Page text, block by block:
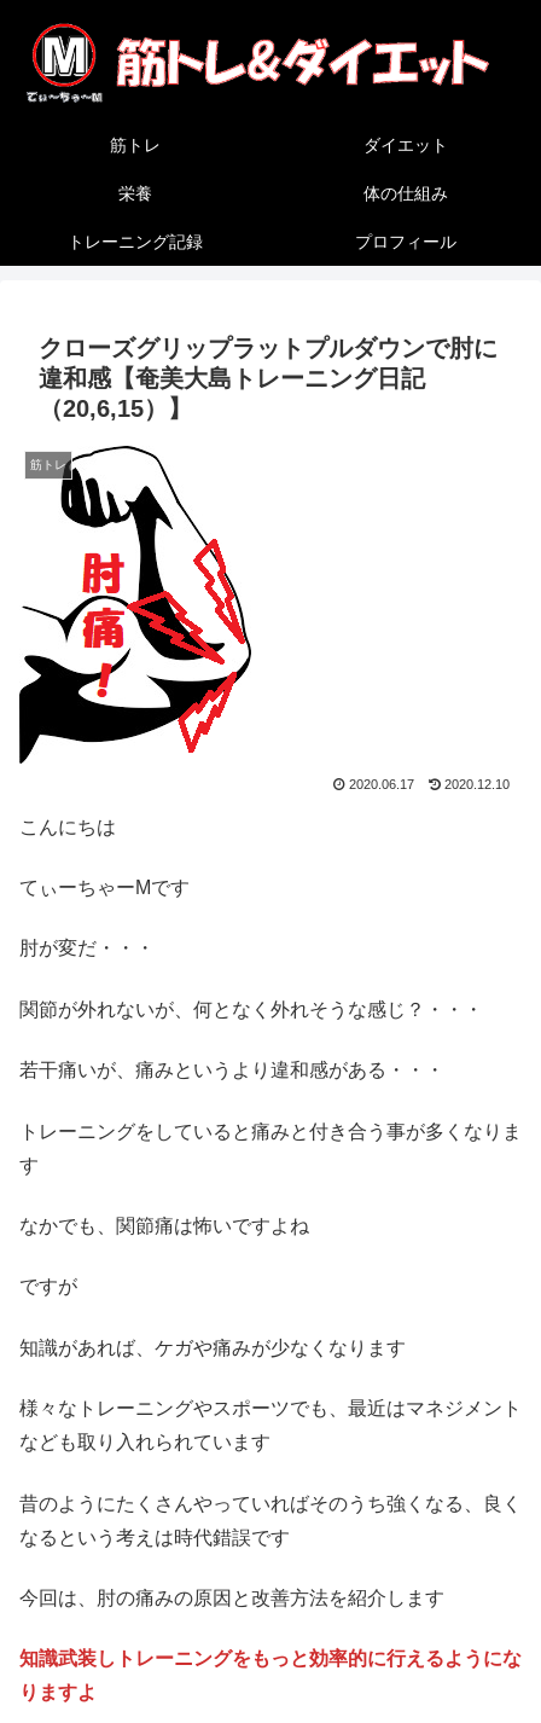
筋トレ ダイエット
栄養 体の仕組み
トレーニング記録 プロフィール
クローズグリップラットプルダウンで肘に
違和感【奄美大島トレーニング日記
（20,6,15）】
筋トレ
2020.06.17 2020.12.10
こんにちは
てぃーちゃーMです
肘が変だ・・・
関節が外れないが、何となく外れそうな感じ？・・・
若干痛いが、痛みというより違和感がある・・・
トレーニングをしていると痛みと付き合う事が多くなりま
す
なかでも、関節痛は怖いですよね
ですが
知識があれば、ケガや痛みが少なくなります
様々なトレーニングやスポーツでも、最近はマネジメント
なども取り入れられています
昔のようにたくさんやっていればそのうち強くなる、良く
なるという考えは時代錯誤です
今回は、肘の痛みの原因と改善方法を紹介します
知識武装しトレーニングをもっと効率的に行えるようにな
りますよ